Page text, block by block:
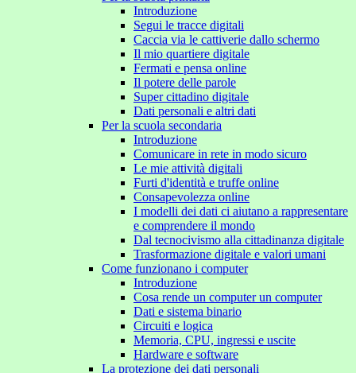
Introduzione
Segui le tracce digitali
Caccia via le cattiverie dallo schermo
Il mio quartiere digitale
Fermati e pensa online
Il potere delle parole
Super cittadino digitale
Dati personali e altri dati
Per la scuola secondaria
Introduzione
Comunicare in rete in modo sicuro
Le mie attività digitali
Furti d'identità e truffe online
Consapevolezza online
I modelli dei dati ci aiutano a rappresentare
e comprendere il mondo
Dal tecnocivismo alla cittadinanza digitale
Trasformazione digitale e valori umani
Come funzionano i computer
Introduzione
Cosa rende un computer un computer
Dati e sistema binario
Circuiti e logica
Memoria, CPU, ingressi e uscite
Hardware e software
La protezione dei dati personali